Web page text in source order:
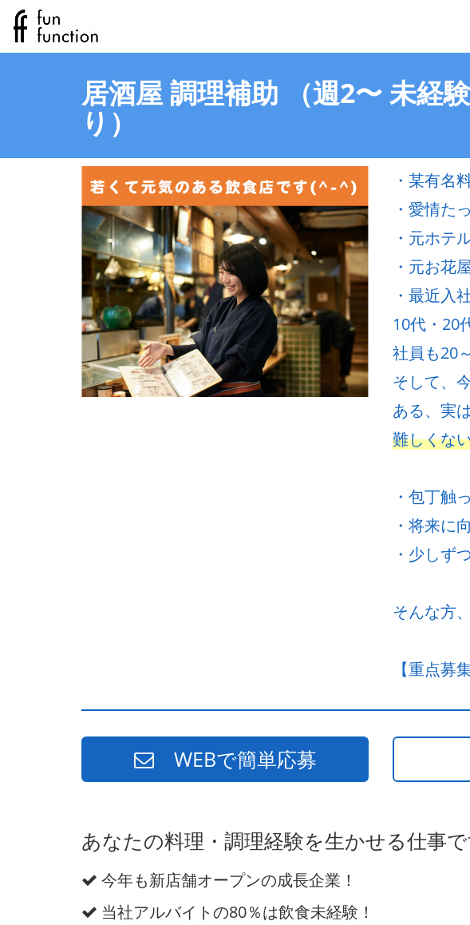
居酒屋 調理補助 （週2〜 未経
り）
・某有名
・愛情た
・元ホテ
・元お花
・最近入
10代・20
社員も20
そして、
ある、実
難しくな
・包丁触
・将来に
・少しず
そんな方
【重点募
WEBで簡単応募
あなたの料理・調理経験を生かせる仕事で
今年も新店舗オープンの成長企業！
当社アルバイトの80％は飲食未経験！